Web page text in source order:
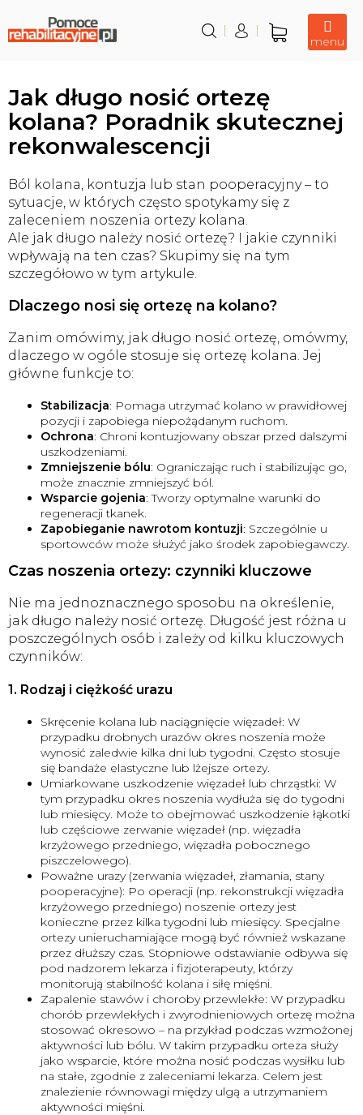
treści
Koszyk
Jak długo nosić ortezę
kolana? Poradnik skutecznej
rekonwalescencji
Ból kolana, kontuzja lub stan pooperacyjny – to
sytuacje, w których często spotykamy się z
zaleceniem noszenia ortezy kolana.
Ale jak długo należy nosić ortezę? I jakie czynniki
wpływają na ten czas? Skupimy się na tym
szczegółowo w tym artykule.
Dlaczego nosi się ortezę na kolano?
Zanim omówimy, jak długo nosić ortezę, omówmy,
dlaczego w ogóle stosuje się ortezę kolana. Jej
główne funkcje to:
Stabilizacja: Pomaga utrzymać kolano w prawidłowej
pozycji i zapobiega niepożądanym ruchom.
Ochrona: Chroni kontuzjowany obszar przed dalszymi
uszkodzeniami.
Zmniejszenie bólu: Ograniczając ruch i stabilizując go,
może znacznie zmniejszyć ból.
Wsparcie gojenia: Tworzy optymalne warunki do
regeneracji tkanek.
Zapobieganie nawrotom kontuzji: Szczególnie u
sportowców może służyć jako środek zapobiegawczy.
Czas noszenia ortezy: czynniki kluczowe
Nie ma jednoznacznego sposobu na określenie,
jak długo należy nosić ortezę. Długość jest różna u
poszczególnych osób i zależy od kilku kluczowych
czynników:
1. Rodzaj i ciężkość urazu
Skręcenie kolana lub naciągnięcie więzadeł: W
przypadku drobnych urazów okres noszenia może
wynosić zaledwie kilka dni lub tygodni. Często stosuje
się bandaże elastyczne lub lżejsze ortezy.
Umiarkowane uszkodzenie więzadeł lub chrząstki: W
tym przypadku okres noszenia wydłuża się do tygodni
lub miesięcy. Może to obejmować uszkodzenie łąkotki
lub częściowe zerwanie więzadeł (np. więzadła
krzyżowego przedniego, więzadła pobocznego
piszczelowego).
Poważne urazy (zerwania więzadeł, złamania, stany
pooperacyjne): Po operacji (np. rekonstrukcji więzadła
krzyżowego przedniego) noszenie ortezy jest
konieczne przez kilka tygodni lub miesięcy. Specjalne
ortezy unieruchamiające mogą być również wskazane
przez dłuższy czas. Stopniowe odstawianie odbywa się
pod nadzorem lekarza i fizjoterapeuty, którzy
monitorują stabilność kolana i siłę mięśni.
Zapalenie stawów i choroby przewlekłe: W przypadku
chorób przewlekłych i zwyrodnieniowych ortezę można
stosować okresowo – na przykład podczas wzmożonej
aktywności lub bólu. W takim przypadku orteza służy
jako wsparcie, które można nosić podczas wysiłku lub
na stałe, zgodnie z zaleceniami lekarza. Celem jest
znalezienie równowagi między ulgą a utrzymaniem
aktywności mięśni.